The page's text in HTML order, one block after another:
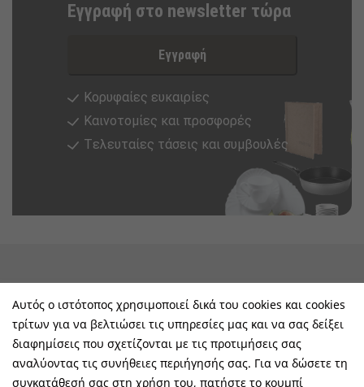
Εγγραφή στο newsletter τώρα
Εγγραφή
Κορυφαίες ευκαιρίες
Καινοτομίες και προσφορές
Tελευταίες τάσεις και συμβουλές
keyboard_arrow_down
E-Shop keyboard_arrow_down
Τα Οφέλη Σας Μαζί Μας keyboard_arrow_down
Αυτός ο ιστότοπος χρησιμοποιεί δικά του cookies και cookies
τρίτων για να βελτιώσει τις υπηρεσίες μας και να σας δείξει
διαφημίσεις που σχετίζονται με τις προτιμήσεις σας
αναλύοντας τις συνήθειες περιήγησής σας. Για να δώσετε τη
συγκατάθεσή σας στη χρήση του, πατήστε το κουμπί